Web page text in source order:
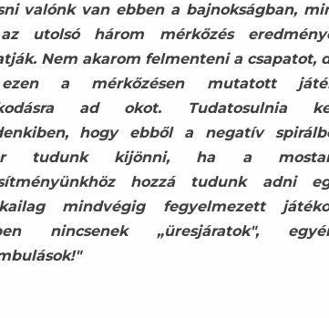
valónk van ebben a bajnokságban,
utolsó három mérkőzés
Nem akarom felmenteni a csapatot,
a mérkőzésen mutatott
ad okot. Tudatosulnia
hogy ebből a negatív
tudunk kijönni, ha a
hozzá tudunk adni
mindvégig fegyelmezett
nincsenek „üresjáratok",